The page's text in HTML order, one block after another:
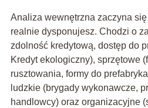
Analiza wewnętrzna zaczyna
realnie dysponujesz. Chodzi o
zdolność kredytową, dostęp do
Kredyt ekologiczny), sprzętowe
rusztowania, formy do
ludzkie (brygady wykonawcze,
handlowcy) oraz organizacyjne